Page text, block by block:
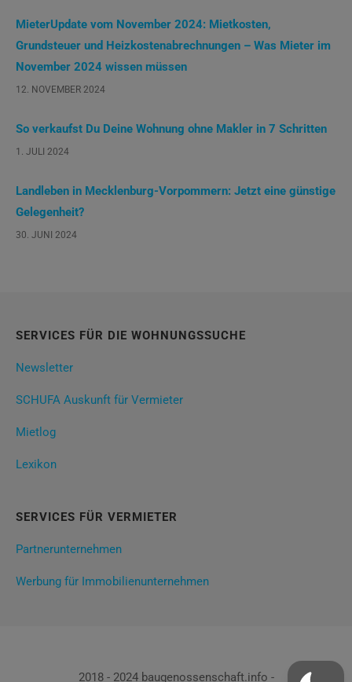
MieterUpdate vom November 2024: Mietkosten,
Grundsteuer und Heizkostenabrechnungen – Was Mieter im
November 2024 wissen müssen
12. NOVEMBER 2024
So verkaufst Du Deine Wohnung ohne Makler in 7 Schritten
1. JULI 2024
Landleben in Mecklenburg-Vorpommern: Jetzt eine günstige
Gelegenheit?
30. JUNI 2024
SERVICES FÜR DIE WOHNUNGSSUCHE
Newsletter
SCHUFA Auskunft für Vermieter
Mietlog
Lexikon
SERVICES FÜR VERMIETER
Partnerunternehmen
Werbung für Immobilienunternehmen
2018 - 2024 baugenossenschaft.info -